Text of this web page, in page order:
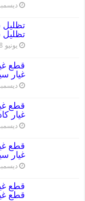
ديسمبر 18,
تظليل
يونيو 28, 2024
غيار
ديسمبر 1,
غيار
ديسمبر 1,
غيار
ديسمبر 1,
قطع